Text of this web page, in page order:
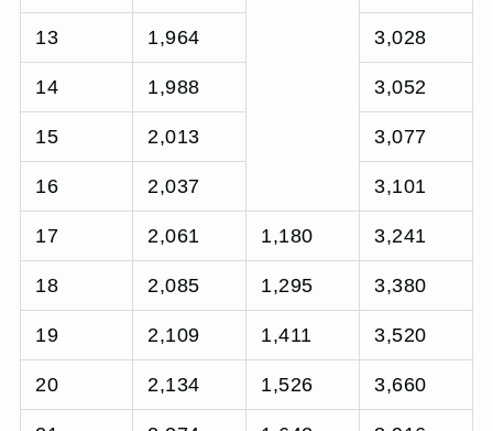
13 1,964 3,028
14 1,988 3,052
15 2,013 3,077
16 2,037 3,101
17 2,061 1,180 3,241
18 2,085 1,295 3,380
19 2,109 1,411 3,520
20 2,134 1,526 3,660